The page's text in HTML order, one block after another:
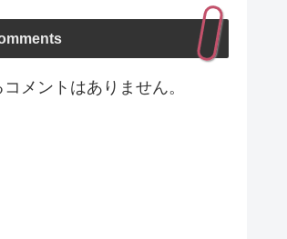
メントはありません。